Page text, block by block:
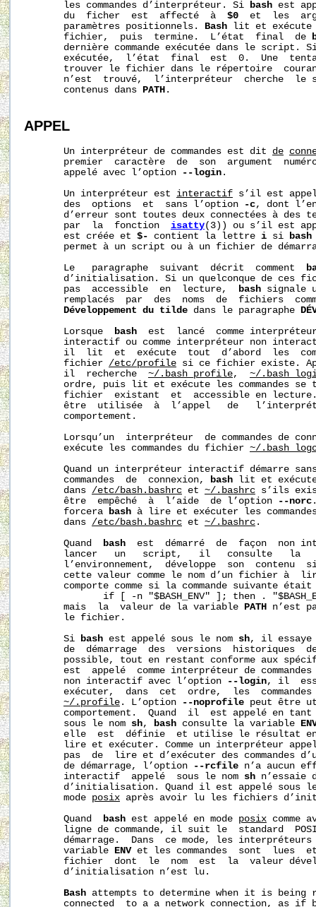
       les commandes d’interpréteur. Si
bash est
       du  ficher  est  affecté  à
$0
et  les
       paramètres positionnels.
Bash lit et exécute
       fichier,  puis  termine.  L’état  final  de
dernière commande exécutée dans le script.
exécutée,  l’état  final  est  0.  Une
trouver le fichier dans le répertoire
n’est  trouvé,  l’interpréteur  cherche  le
       contenus dans
PATH .
APPEL
       Un interpréteur de commandes est dit
de
premier  caractère  de  son  argument
       appelé avec l’option
--login .
       Un interpréteur est
interactif s’il est
       des  options  et  sans l’option
-c, dont
d’erreur sont toutes deux connectées à des
       par  la  fonction
isatty(3)) ou s’il est
       est créée et
$- contient la lettre i si bash
permet à un script ou à un fichier de
       Le   paragraphe  suivant  décrit  comment
d’initialisation. Si un quelconque de ces
       pas  accessible  en  lecture,
bash signale
remplacés  par  des  noms  de  fichiers
Développement du tilde dans le paragraphe
       Lorsque
bash
est  lancé  comme
interactif ou comme interpréteur non
il  lit  et  exécute  tout  d’abord  les
       fichier
/etc/profile si ce fichier existe.
       il  recherche
~/.bash_profile, ~/
ordre, puis lit et exécute les commandes se
fichier  existant  et  accessible en
être  utilisée  à  l’appel   de
       comportement.
Lorsqu’un  interpréteur  de commandes de
       exécute les commandes du fichier
~/
Quand un interpréteur interactif démarre
       commandes  de  connexion,
bash lit et exécute
       dans
/etc/bash.bashrc et ~/.bashrc s’ils
       être  empêché  à  l’aide  de l’option
--norc
       forcera
bash à lire et exécuter les
       dans
/etc/bash.bashrc et ~/.bashrc .
       Quand
bash
est  démarré  de  façon  non
lancer   un   script,   il   consulte
l’environnement,  développe  son  contenu
cette valeur comme le nom d’un fichier à
comporte comme si la commande suivante était
if [ -n "$BASH_ENV" ]; then .
       mais  la  valeur de la variable
PATH
n’est
       le fichier.
       Si
bash est appelé sous le nom sh, il essaye
de  démarrage  des  versions  historiques
possible, tout en restant conforme aux
est  appelé  comme interpréteur de
       non interactif avec l’option
--login, il
exécuter,  dans  cet  ordre,  les
~/.profile . L’option --noprofile peut être
comportement.  Quand  il  est appelé en
       sous le nom
sh, bash consulte la variable
elle  est  définie  et utilise le résultat
lire et exécuter. Comme un interpréteur
pas  de  lire et d’exécuter des commandes
       de démarrage, l’option
--rcfile n’a aucun
       interactif  appelé  sous le nom
sh n’essaie
d’initialisation. Quand il est appelé sous
       mode
posix après avoir lu les fichiers
       Quand
bash est appelé en mode posix comme
ligne de commande, il suit le  standard
démarrage.  Dans  ce mode, les
       variable
ENV et les commandes  sont  lues
fichier  dont  le  nom  est  la  valeur
       d’initialisation n’est lu.
Bash attempts to determine when it is
connected  to a a network connection, as if